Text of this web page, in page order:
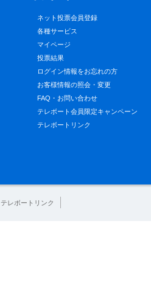
ネット投票会員登録
各種サービス
マイページ
投票結果
ログイン情報をお忘れの方
お客様情報の照会・変更
FAQ・お問い合わせ
テレボート会員限定キャンペーン
テレボートリンク
テレボートリンク